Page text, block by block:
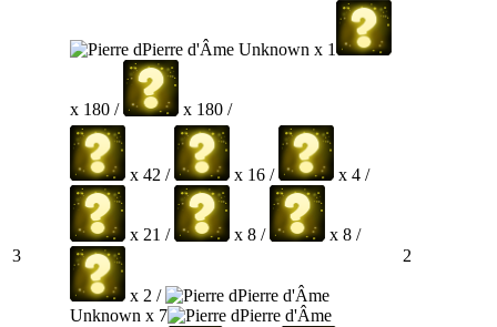
Pierre d'Âme Unknown x 1
x 180 / x 180 /
3
x 42 / x 16 / x 4 /
x 21 / x 8 / x 8 /
x 2 /
Pierre d'Âme
Unknown x 7
Pierre d'Âme
2